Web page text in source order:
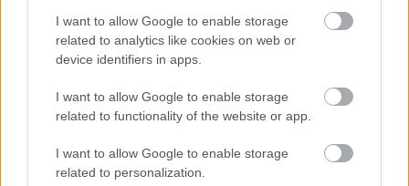
I want to allow Google to enable storage
related to analytics like cookies on web or
device identifiers in apps.
I want to allow Google to enable storage
related to functionality of the website or app.
I want to allow Google to enable storage
related to personalization.
etätöitä? Kokeile veloituksetta
Procountoria.
tutustu Procountoriin